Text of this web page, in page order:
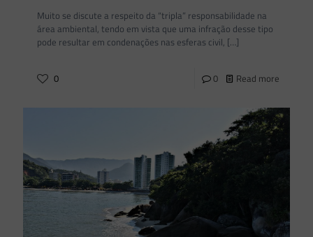
Muito se discute a respeito da “tripla” responsabilidade na
área ambiental, tendo em vista que uma infração desse tipo
pode resultar em condenações nas esferas civil, […]
0 0 Read more